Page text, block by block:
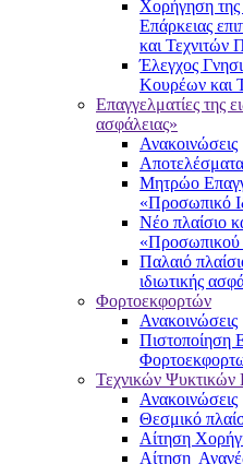
Χορήγηση της
Επάρκειας
και Τεχνιτών
Έλεγχος
Κουρέων και
Επαγγελματίες της
ασφάλειας»
Ανακοινώσεις
Μητρώο
«Προσωπικό
Νέο πλαίσιο
«Προσωπικού
Παλαιό
ιδιωτικής
Φορτοεκφορτών
Ανακοινώσεις
Πιστοποίηση
Τεχνικών Ψυκτικών
Ανακοινώσεις
Θεσμικό
Αίτηση
Αίτηση